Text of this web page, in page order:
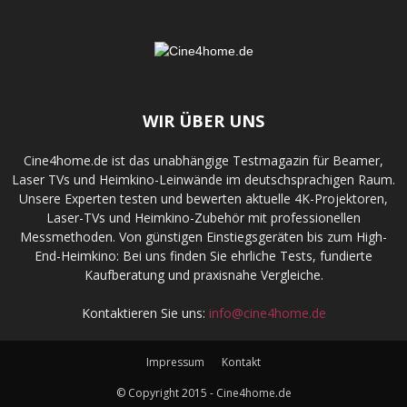
WIR ÜBER UNS
Cine4home.de ist das unabhängige Testmagazin für Beamer,
Laser TVs und Heimkino-Leinwände im deutschsprachigen Raum.
Unsere Experten testen und bewerten aktuelle 4K-Projektoren,
Laser-TVs und Heimkino-Zubehör mit professionellen
Messmethoden. Von günstigen Einstiegsgeräten bis zum High-
End-Heimkino: Bei uns finden Sie ehrliche Tests, fundierte
Kaufberatung und praxisnahe Vergleiche.
Kontaktieren Sie uns: info@cine4home.de
Impressum
Kontakt
© Copyright 2015 - Cine4home.de